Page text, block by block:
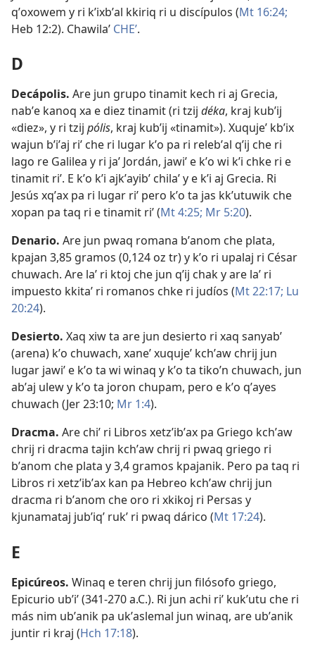
qʼoxowem y ri kʼixbʼal kkiriq ri u discípulos (Mt 16:24;
Heb 12:2). Chawilaʼ CHEʼ.
D
Decápolis. Are jun grupo tinamit kech ri aj Grecia,
nabʼe kanoq xa e diez tinamit (ri tzij déka, kraj kubʼij
«diez», y ri tzij pólis, kraj kubʼij «tinamit»). Xuqujeʼ kbʼix
wajun bʼiʼaj riʼ che ri lugar kʼo pa ri relebʼal qʼij che ri
lago re Galilea y ri jaʼ Jordán, jawiʼ e kʼo wi kʼi chke ri e
tinamit riʼ. E kʼo kʼi ajkʼayibʼ chilaʼ y e kʼi aj Grecia. Ri
Jesús xqʼax pa ri lugar riʼ pero kʼo ta jas kkʼutuwik che
xopan pa taq ri e tinamit riʼ (Mt 4:25; Mr 5:20).
Denario. Are jun pwaq romana bʼanom che plata,
kpajan 3,85 gramos (0,124 oz tr) y kʼo ri upalaj ri César
chuwach. Are laʼ ri ktoj che jun qʼij chak y are laʼ ri
impuesto kkitaʼ ri romanos chke ri judíos (Mt 22:17; Lu
20:24).
Desierto. Xaq xiw ta are jun desierto ri xaq sanyabʼ
(arena) kʼo chuwach, xaneʼ xuqujeʼ kchʼaw chrij jun
lugar jawiʼ e kʼo ta wi winaq y kʼo ta tikoʼn chuwach, jun
abʼaj ulew y kʼo ta joron chupam, pero e kʼo qʼayes
chuwach (Jer 23:10; Mr 1:4).
Dracma. Are chiʼ ri Libros xetzʼibʼax pa Griego kchʼaw
chrij ri dracma tajin kchʼaw chrij ri pwaq griego ri
bʼanom che plata y 3,4 gramos kpajanik. Pero pa taq ri
Libros ri xetzʼibʼax kan pa Hebreo kchʼaw chrij jun
dracma ri bʼanom che oro ri xkikoj ri Persas y
kjunamataj jubʼiqʼ rukʼ ri pwaq dárico (Mt 17:24).
E
Epicúreos. Winaq e teren chrij jun filósofo griego,
Epicurio ubʼiʼ (341-270 a.C.). Ri jun achi riʼ kukʼutu che ri
más nim ubʼanik pa ukʼaslemal jun winaq, are ubʼanik
juntir ri kraj (Hch 17:18).